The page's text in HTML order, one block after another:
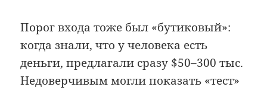
Порог входа тоже был «бутиковый»:
когда знали, что у человека есть
деньги, предлагали сразу $50–300 тыс.
Недоверчивым могли показать «тест»